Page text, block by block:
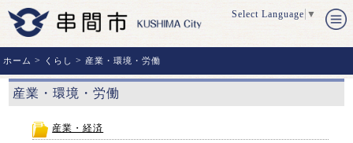
Select Language ▼
ホーム > くらし > 産業・環境・労働
産業・環境・労働
産業・経済